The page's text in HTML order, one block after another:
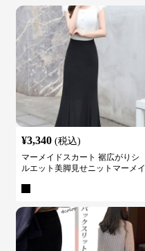
¥3,340 (税込)
マーメイドスカート 裾広がりシ
ルエット美脚見せニットマーメイ